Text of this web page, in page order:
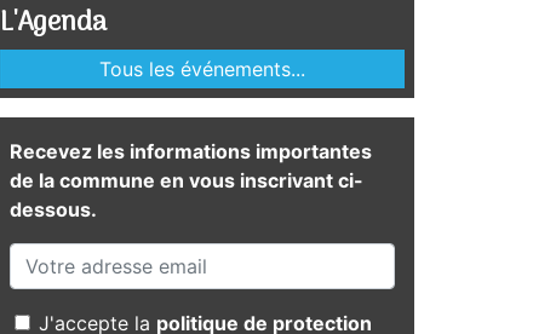
L'Agenda
Tous les événements...
Recevez les informations importantes
de la commune en vous inscrivant ci-
dessous.
J'accepte la politique de protection